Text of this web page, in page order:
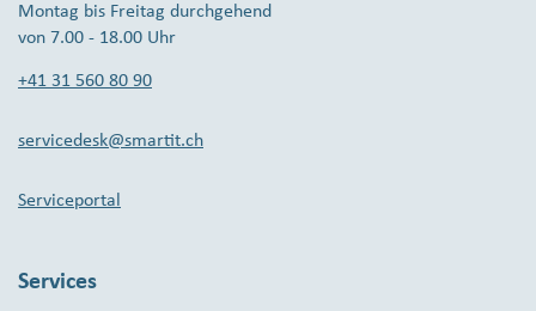
Montag bis Freitag durchgehend
von 7.00 - 18.00 Uhr
+41 31 560 80 90
servicedesk@smartit.ch
Serviceportal
Services